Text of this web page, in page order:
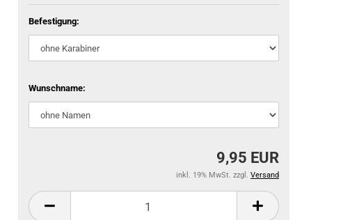
Befestigung:
Wunschname:
9,95 EUR
inkl. 19% MwSt. zzgl. Versand